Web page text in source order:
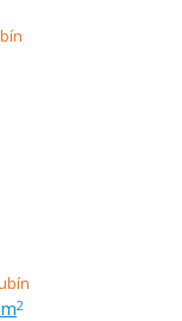
2